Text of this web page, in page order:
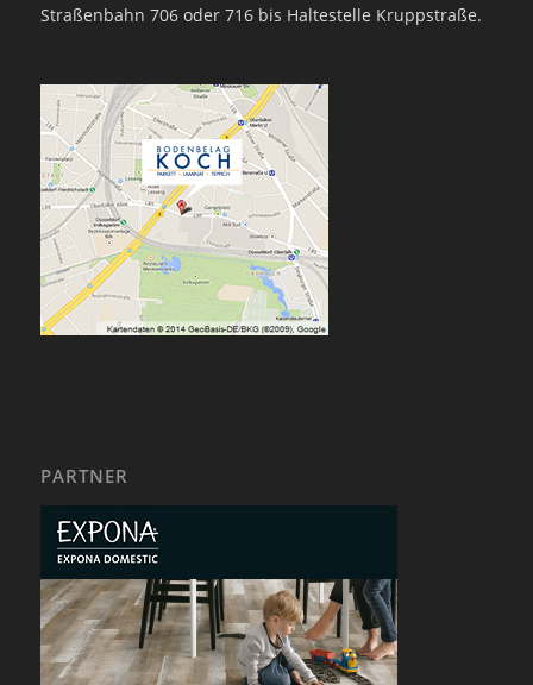
Straßenbahn 706 oder 716 bis Haltestelle Kruppstraße.
PARTNER